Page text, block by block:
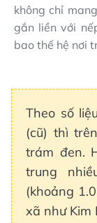
không chỉ
gắn liền với
bao thế hệ nơi
Theo số
(cũ) thì
trám đen.
trung
(khoảng
xã như Kim